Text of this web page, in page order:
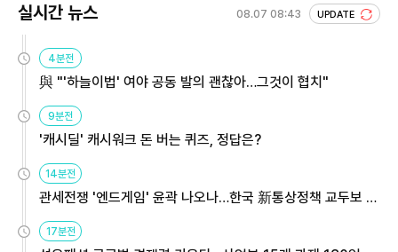
실시간 뉴스 08.07 08:43 UPDATE
4분전
與 "'하늘이법' 여야 공동 발의 괜찮아…그것이 협치"
9분전
'캐시딜' 캐시워크 돈 버는 퀴즈, 정답은?
14분전
관세전쟁 '엔드게임' 윤곽 나오나…한국 新통상정책 교두보 활
17분전